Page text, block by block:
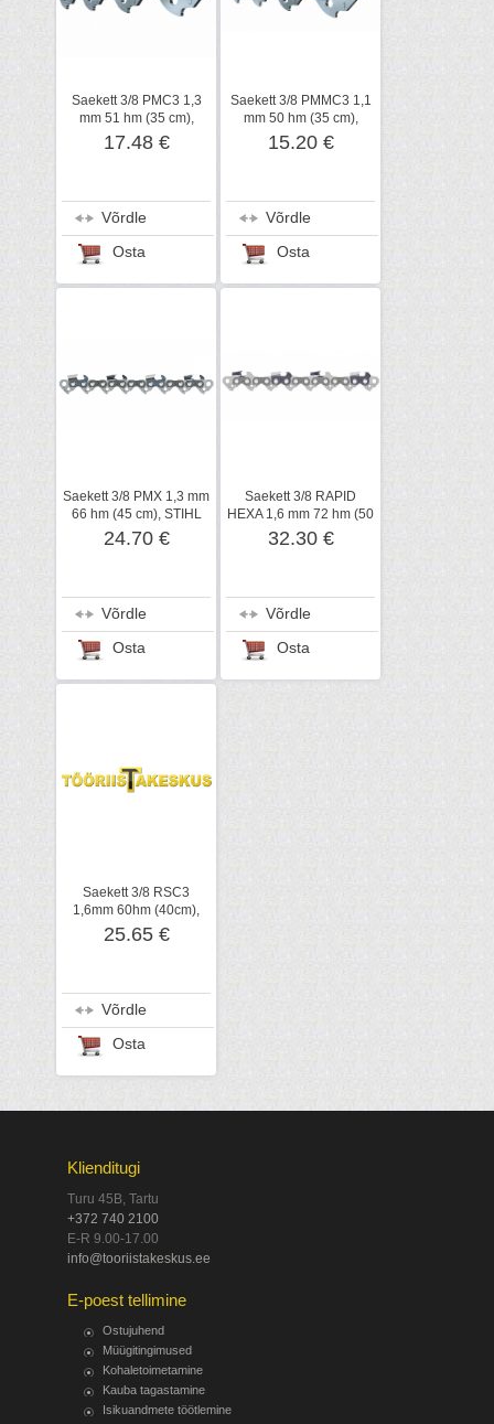
Saekett 3/8 PMC3 1,3
mm 51 hm (35 cm),
STIHL
17.48 €
Võrdle
Osta
Saekett 3/8 PMMC3 1,1
mm 50 hm (35 cm),
STIHL
15.20 €
Võrdle
Osta
Saekett 3/8 PMX 1,3 mm
66 hm (45 cm), STIHL
24.70 €
Võrdle
Osta
Saekett 3/8 RAPID
HEXA 1,6 mm 72 hm (50
cm), STIHL
32.30 €
Võrdle
Osta
Saekett 3/8 RSC3
1,6mm 60hm (40cm),
STIHL
25.65 €
Võrdle
Osta
Klienditugi
Turu 45B, Tartu
+372 740 2100
E-R 9.00-17.00
info@tooriistakeskus.ee
E-poest tellimine
Ostujuhend
Müügitingimused
Kohaletoimetamine
Kauba tagastamine
Isikuandmete töötlemine